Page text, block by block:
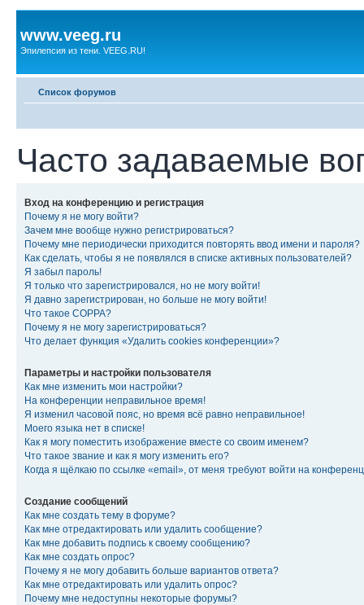
www.veeg.ru
Эпилепсия из тени. VEEG.RU!
Список форумов
Часто задаваемые
Вход на конференцию и регистрация
Почему я не могу войти?
Зачем мне вообще нужно регистрироваться?
Почему мне периодически приходится повторять ввод имени и пароля?
Как сделать, чтобы я не появлялся в списке активных пользователей?
Я забыл пароль!
Я только что зарегистрировался, но не могу войти!
Я давно зарегистрирован, но больше не могу войти!
Что такое COPPA?
Почему я не могу зарегистрироваться?
Что делает функция «Удалить cookies конференции»?
Параметры и настройки пользователя
Как мне изменить мои настройки?
На конференции неправильное время!
Я изменил часовой пояс, но время всё равно неправильное!
Моего языка нет в списке!
Как я могу поместить изображение вместе со своим именем?
Что такое звание и как я могу изменить его?
Когда я щёлкаю по ссылке «email», от меня требуют войти на
Создание сообщений
Как мне создать тему в форуме?
Как мне отредактировать или удалить сообщение?
Как мне добавить подпись к своему сообщению?
Как мне создать опрос?
Почему я не могу добавить больше вариантов ответа?
Как мне отредактировать или удалить опрос?
Почему мне недоступны некоторые форумы?